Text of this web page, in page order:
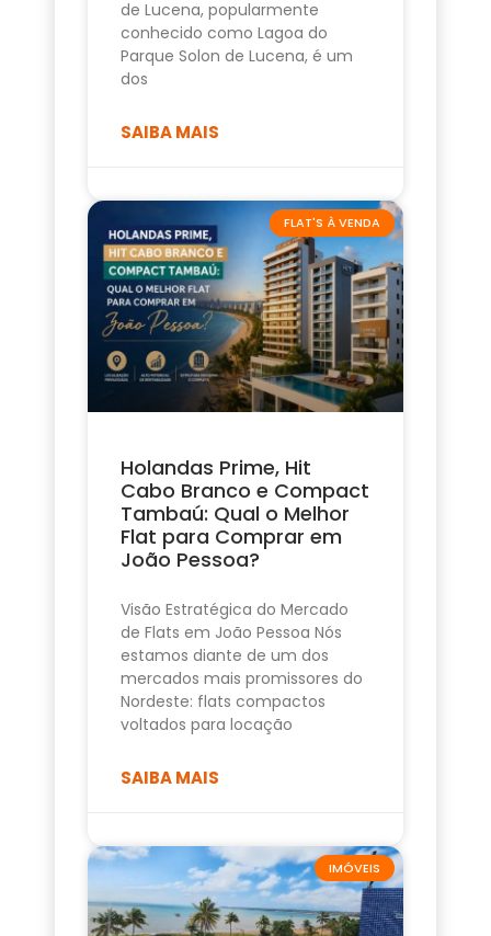
de Lucena, popularmente
conhecido como Lagoa do
Parque Solon de Lucena, é um
dos
SAIBA MAIS
FLAT'S À VENDA
Holandas Prime, Hit
Cabo Branco e Compact
Tambaú: Qual o Melhor
Flat para Comprar em
João Pessoa?
Visão Estratégica do Mercado
de Flats em João Pessoa Nós
estamos diante de um dos
mercados mais promissores do
Nordeste: flats compactos
voltados para locação
SAIBA MAIS
IMÓVEIS